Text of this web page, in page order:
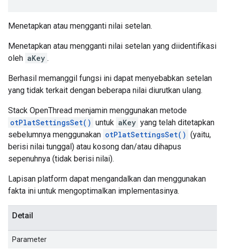
Menetapkan atau mengganti nilai setelan.
Menetapkan atau mengganti nilai setelan yang diidentifikasi
oleh aKey .
Berhasil memanggil fungsi ini dapat menyebabkan setelan
yang tidak terkait dengan beberapa nilai diurutkan ulang.
Stack OpenThread menjamin menggunakan metode
otPlatSettingsSet() untuk aKey yang telah ditetapkan
sebelumnya menggunakan otPlatSettingsSet() (yaitu,
berisi nilai tunggal) atau kosong dan/atau dihapus
sepenuhnya (tidak berisi nilai).
Lapisan platform dapat mengandalkan dan menggunakan
fakta ini untuk mengoptimalkan implementasinya.
Detail
Parameter